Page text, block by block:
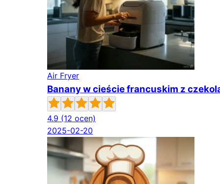
Air Fryer
Banany w cieście francuskim z
4.9 (12 ocen)
2025-02-20